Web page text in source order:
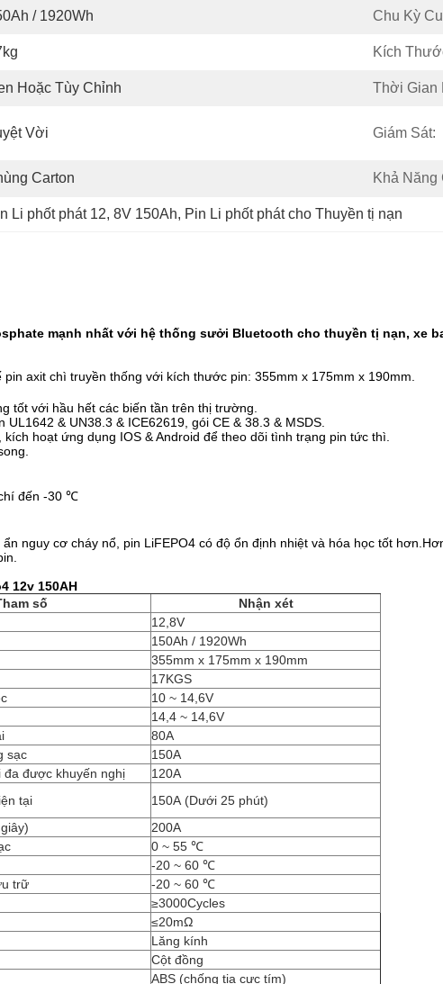
/ 1920Wh Chu Kỳ
Kích
Hoặc Tùy Chỉnh Thời Gian
Vời Giám Sát:
Carton Khả Năng
Li phốt phát 12, 8V 150Ah, Pin Li phốt phát cho Thuyền tị nạn
mạnh nhất với hệ thống sưởi Bluetooth cho thuyền tị nạn, xe
axit chì truyền thống với kích thước pin: 355mm x 175mm x 190mm
tốt với hầu hết các biến tần trên thị trường.
& UN38.3 & ICE62619, gói CE & 38.3 & MSDS.
hoạt ứng dụng IOS & Android để theo dõi tình trạng pin tức thì.
đến -30 ℃
nguy cơ cháy nổ, pin LiFEPO4 có độ ổn định nhiệt và hóa học tốt
12v 150AH
số
Nhận xét
12,8V
150Ah / 1920Wh
355mm x 175mm x 190mm
17KGS
10 ~ 14,6V
14,4 ~ 14,6V
80A
sạc
150A
đa được khuyến nghị
120A
tại
150A (Dưới 25 phút)
200A
0 ~ 55 ℃
-20 ~ 60 ℃
trữ
-20 ~ 60 ℃
≥3000Cycles
≤20mΩ
Lăng kính
Cột đồng
ABS (chống tia cực tím)